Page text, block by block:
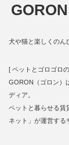
犬や猫と楽しくのん
[ ペットとゴロゴロ
GORON（ゴロン）
ディア。
ペットと暮らせる賃
ネット」が運営する